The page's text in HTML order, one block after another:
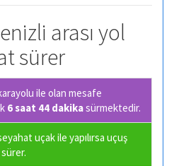
arası yol
sürer
ile olan mesafe
6 saat 44 dakikasürmektedir.
uçak ile yapılırsa uçuş
sürer.